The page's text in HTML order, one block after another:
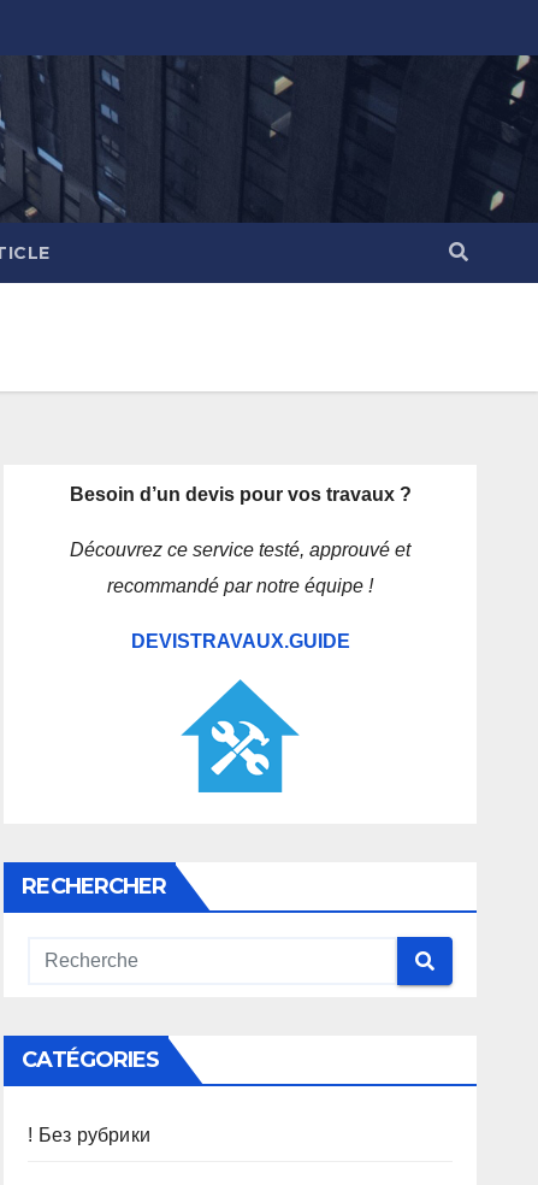
Besoin d’un devis pour vos travaux ?
Découvrez ce service testé, approuvé et
recommandé par notre équipe !
DEVISTRAVAUX.GUIDE
RECHERCHER
CATÉGORIES
! Без рубрики